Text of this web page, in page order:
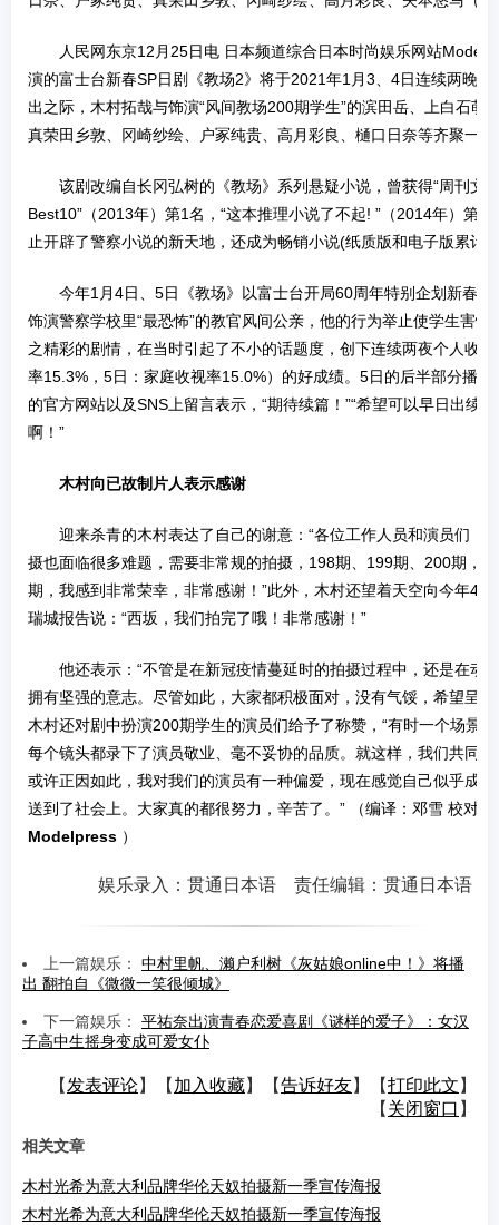
人民网东京12月25日电 日本频道综合日本时尚娱乐网站
演的富士台新春SP日剧《教场2》将于2021年1月3、4日连续两晚
出之际，木村拓哉与饰演“风间教场200期学生”的滨田岳、上白石萌
真荣田乡敦、冈崎纱绘、户冢纯贵、高月彩良、樋口日奈等齐聚一堂
该剧改编自长冈弘树的《教场》系列悬疑小说，曾获得“周刊文
Best10”（2013年）第1名，“这本推理小说了不起! ”（2014年）第2
止开辟了警察小说的新天地，还成为畅销小说(纸质版和电子版累计
今年1月4日、5日《教场》以富士台开局60周年特别企划新春
饰演警察学校里“最恐怖”的教官风间公亲，他的行为举止使学生害
之精彩的剧情，在当时引起了不小的话题度，创下连续两夜个人收
率15.3%，5日：家庭收视率15.0%）的好成绩。5日的后半部分播
的官方网站以及SNS上留言表示，“期待续篇！”“希望可以早日出续
啊！”
木村向已故制片人表示感谢
迎来杀青的木村表达了自己的谢意：“各位工作人员和演员们，
摄也面临很多难题，需要非常规的拍摄，198期、199期、200期，
期，我感到非常荣幸，非常感谢！”此外，木村还望着天空向今年4
瑞城报告说：“西坂，我们拍完了哦！非常感谢！”
他还表示：“不管是在新冠疫情蔓延时的拍摄过程中，还是在动
拥有坚强的意志。尽管如此，大家都积极面对，没有气馁，希望呈
木村还对剧中扮演200期学生的演员们给予了称赞，“有时一个场景
每个镜头都录下了演员敬业、毫不妥协的品质。就这样，我们共同
或许正因如此，我对我们的演员有一种偏爱，现在感觉自己似乎成
送到了社会上。大家真的都很努力，辛苦了。” （编译：邓雪 校对
Modelpress ）
娱乐录入：贯通日本语 责任编辑：贯通日本语
上一篇娱乐： 中村里帆、濑户利树《灰姑娘online中！》将播
出 翻拍自《微微一笑很倾城》
下一篇娱乐： 平祐奈出演青春恋爱喜剧《谜样的爱子》：女汉
子高中生摇身变成可爱女仆
【 发表评论】【 加入收藏】【告诉好友】【打印此文 】
【 关闭窗口 】
相关文章
木村光希为意大利品牌华伦天奴拍摄新一季宣传海报
木村光希为意大利品牌华伦天奴拍摄新一季宣传海报